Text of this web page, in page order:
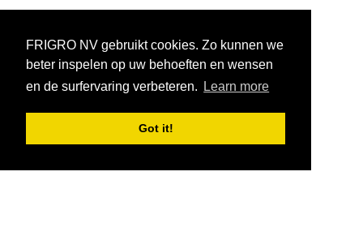
FRIGRO NV gebruikt cookies. Zo kunnen we
beter inspelen op uw behoeften en wensen
en de surfervaring verbeteren.
Learn more
Got it!
Voorraadweergave onder voorbehoud van verkoop